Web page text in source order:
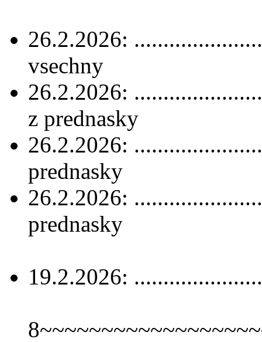
26.2.2026:
vsechny
26.2.2026:
z prednasky
26.2.2026:
prednasky
26.2.2026:
prednasky
19.2.2026: